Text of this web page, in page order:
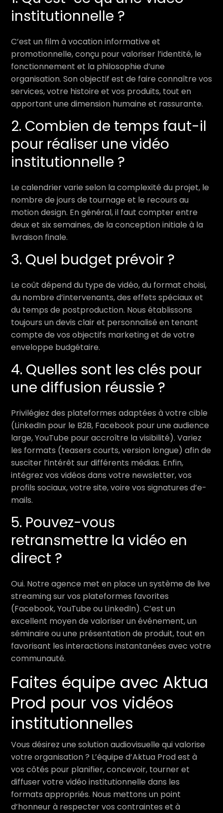
institutionnelle ?
C’est un film à vocation informative et
promotionnelle, conçu pour valoriser l’identité, le
fonctionnement et la philosophie d’une
organisation. Son objectif est de faire connaître vos
services, votre histoire et vos produits, tout en
apportant une dimension humaine et rassurante.
2. Combien de temps faut-il
pour réaliser une vidéo
institutionnelle ?
Le calendrier varie selon la complexité du projet, le
nombre de jours de tournage et le recours au
motion design. En général, il faut compter entre
deux et six semaines, de la conception initiale à la
livraison finale.
3. Quel budget prévoir ?
Le coût dépend du type de vidéo, du format choisi,
du nombre d’intervenants, des effets spéciaux et
du temps de postproduction. Nous établissons
toujours un devis clair et personnalisé en tenant
compte de vos objectifs marketing et de votre
enveloppe budgétaire.
4. Quelles sont les clés pour
une diffusion réussie ?
Privilégiez des plateformes adaptées à votre cible
(LinkedIn pour le B2B, Facebook pour une audience
large, YouTube pour accroître la visibilité). Variez
les formats (teasers courts, version longue) afin de
susciter l’intérêt sur différents médias. Enfin,
intégrez vos vidéos dans votre newsletter, vos
profils sociaux, votre site, voire vos signatures d’e-
mails.
5. Pouvez-vous
retransmettre la vidéo en
direct ?
Oui. Notre agence met en place un système de live
streaming sur vos plateformes favorites
(Facebook, YouTube ou LinkedIn). C’est un
excellent moyen de valoriser un événement, un
séminaire ou une présentation de produit, tout en
favorisant les interactions instantanées avec votre
communauté.
Faites équipe avec Aktua
Prod pour vos vidéos
institutionnelles
Vous désirez une solution audiovisuelle qui valorise
votre organisation ? L’équipe d’Aktua Prod est à
vos côtés pour planifier, concevoir, tourner et
diffuser votre vidéo institutionnelle dans les
formats appropriés. Nous mettons un point
d’honneur à respecter vos contraintes et à